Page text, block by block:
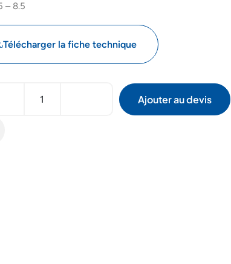
– 8.5
Télécharger la fiche technique
Ajouter au devis